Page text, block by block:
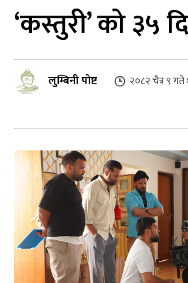
‘कस्तुरी’ को ३५
लुम्बिनी पोष्ट २०८२ चैत्र ९ गते